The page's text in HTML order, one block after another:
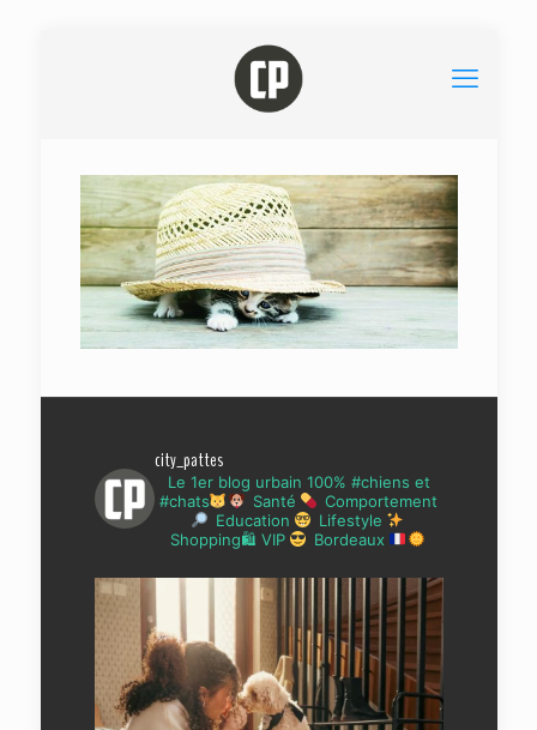
city_pattes
Le 1er blog urbain 100% #chiens et
#chats
Santé
Comportement
Education
Lifestyle
Shopping🛍 VIP
Bordeaux